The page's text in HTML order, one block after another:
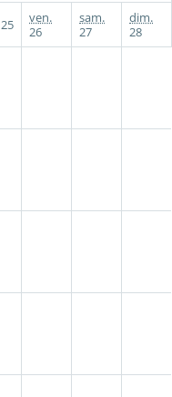
25
ven.
26
sam.
27
dim.
28